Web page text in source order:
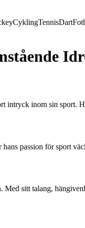
CyklingTennisDart
intryck inom sin sport.
passion för sport
sitt talang,